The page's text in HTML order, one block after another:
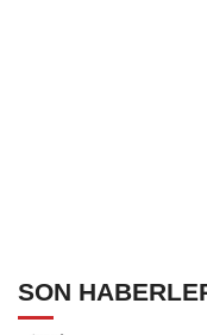
SON